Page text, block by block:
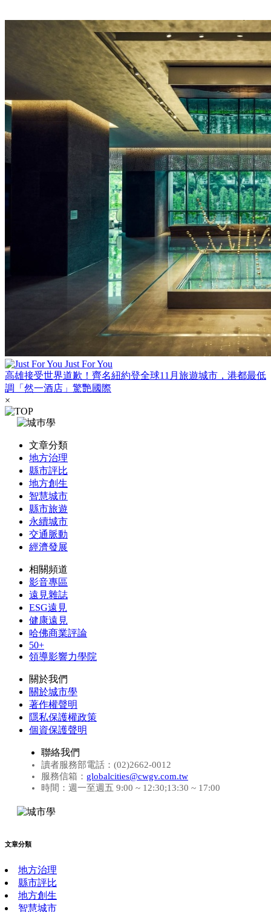
Just For You
高雄接受世界道歉！齊名紐約登全球11月旅遊城市，港都最低
調「然一酒店」驚艷國際
×
文章分類
地方治理
縣市評比
地方創生
智慧城市
縣市旅遊
永續城市
交通脈動
經濟發展
相關頻道
影音專區
遠見雜誌
ESG遠見
健康遠見
哈佛商業評論
50+
領導影響力學院
關於我們
關於城市學
著作權聲明
隱私保護權政策
個資保護聲明
聯絡我們
讀者服務部電話：(02)2662-0012
服務信箱： globalcities@cwgv.com.tw
時間：週一至週五 9:00 ~ 12:30;13:30 ~ 17:00
文章分類
地方治理
縣市評比
地方創生
智慧城市